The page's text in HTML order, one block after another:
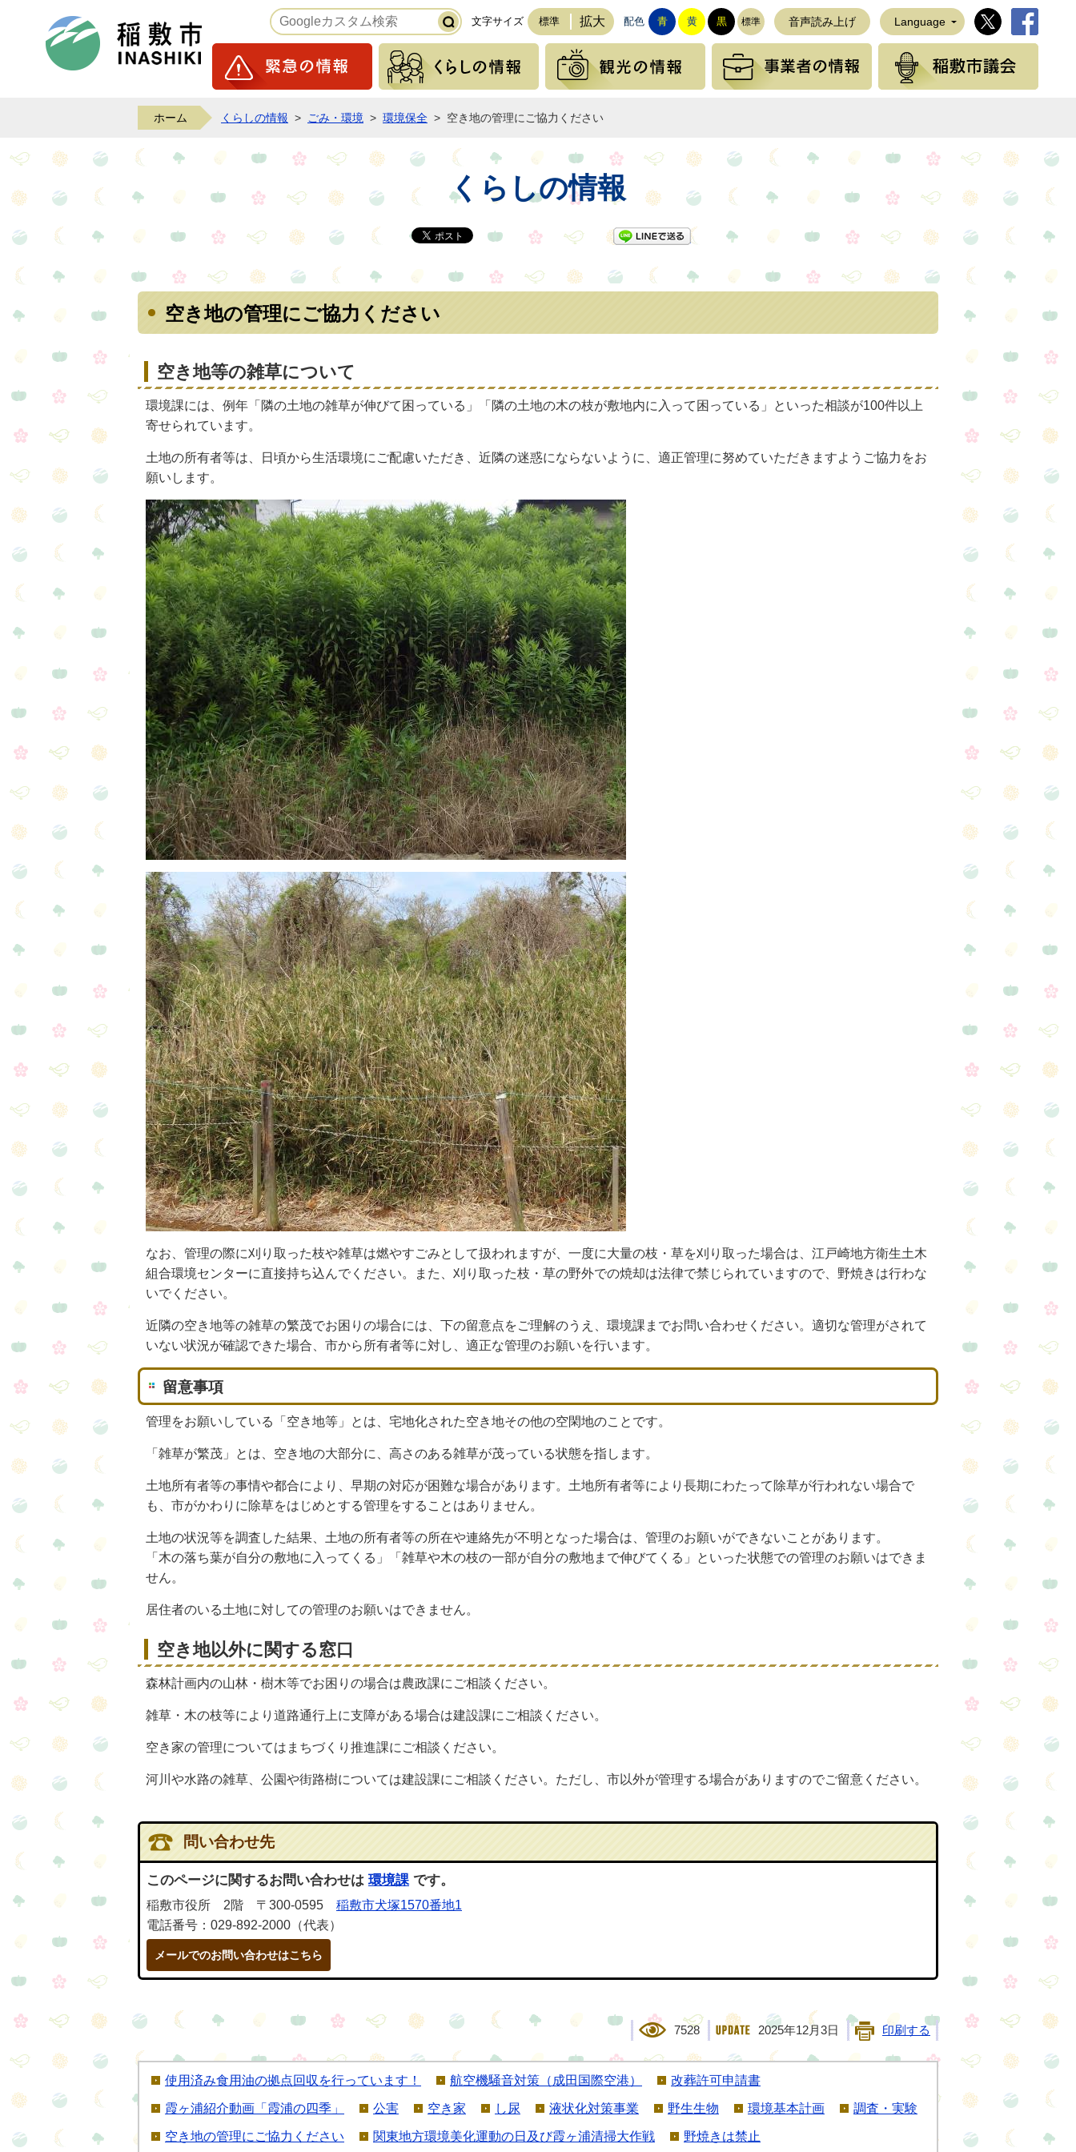
稲敷市ホームページ 文字サイズ 標準 拡大 配色 青 黄 黒 標準 音声読み上げ Language 稲敷市公式
緊急の情報 くらしの情報 観光の情報 事業者の情報
ホーム くらしの情報 > ごみ・環境 > 環境保全 > 空き地の管理にご協力ください
くらしの情報
LINEで送る
空き地の管理にご協力ください
空き地等の雑草について
環境課には、例年「隣の土地の雑草が伸びて困っている」「隣の土地の木の枝が敷地内に入って困っている」といった相談が100件以上
寄せられています。
土地の所有者等は、日頃から生活環境にご配慮いただき、近隣の迷惑にならないように、適正管理に努めていただきますようご協力をお
願いします。
なお、管理の際に刈り取った枝や雑草は燃やすごみとして扱われますが、一度に大量の枝・草を刈り取った場合は、江戸崎地方衛生土木
組合環境センターに直接持ち込んでください。また、刈り取った枝・草の野外での焼却は法律で禁じられていますので、野焼きは行わな
いでください。
近隣の空き地等の雑草の繁茂でお困りの場合には、下の留意点をご理解のうえ、環境課までお問い合わせください。適切な管理がされて
いない状況が確認できた場合、市から所有者等に対し、適正な管理のお願いを行います。
留意事項
管理をお願いしている「空き地等」とは、宅地化された空き地その他の空閑地のことです。
「雑草が繁茂」とは、空き地の大部分に、高さのある雑草が茂っている状態を指します。
土地所有者等の事情や都合により、早期の対応が困難な場合があります。土地所有者等により長期にわたって除草が行われない場合で
も、市がかわりに除草をはじめとする管理をすることはありません。
土地の状況等を調査した結果、土地の所有者等の所在や連絡先が不明となった場合は、管理のお願いができないことがあります。
「木の落ち葉が自分の敷地に入ってくる」「雑草や木の枝の一部が自分の敷地まで伸びてくる」といった状態での管理のお願いはできま
せん。
居住者のいる土地に対しての管理のお願いはできません。
空き地以外に関する窓口
森林計画内の山林・樹木等でお困りの場合は農政課にご相談ください。
雑草・木の枝等により道路通行上に支障がある場合は建設課にご相談ください。
空き家の管理についてはまちづくり推進課にご相談ください。
河川や水路の雑草、公園や街路樹については建設課にご相談ください。ただし、市以外が管理する場合がありますのでご留意ください。
問い合わせ先
このページに関するお問い合わせは 環境課 です。
稲敷市役所 2階 〒300-0595 稲敷市犬塚1570番地1
電話番号：029-892-2000（代表）
メールでのお問い合わせはこちら
7528 2025年12月3日 印刷する
使用済み食用油の拠点回収を行っています！ 航空機騒音対策（成田国際空港） 改葬許可申請書
霞ヶ浦紹介動画「霞浦の四季」 公害 空き家 し尿 液状化対策事業 野生生物 環境基本計画 調査・実験
空き地の管理にご協力ください 関東地方環境美化運動の日及び霞ヶ浦清掃大作戦 野焼きは禁止